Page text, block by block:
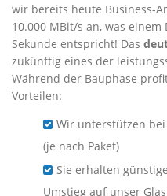
wir bereits heute Business-
10.000 MBit/s an, was
Sekunde entspricht! Das
zukünftig eines der
Während der Bauphase
Vorteilen:
Wir unterstützen
(je nach Paket)
Sie erhalten
Umstieg auf unser